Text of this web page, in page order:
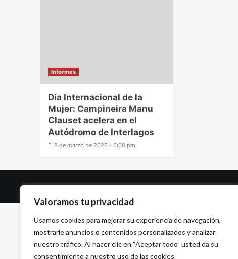
Valoramos tu privacidad
Usamos cookies para mejorar su experiencia de navegación,
mostrarle anuncios o contenidos personalizados y analizar
nuestro tráfico. Al hacer clic en “Aceptar todo” usted da su
consentimiento a nuestro uso de las cookies.
Informes
Día Internacional de la
Mujer: Campineira Manu
Clauset acelera en el
Autódromo de Interlagos
8 de marzo de 2025 - 6:08 pm